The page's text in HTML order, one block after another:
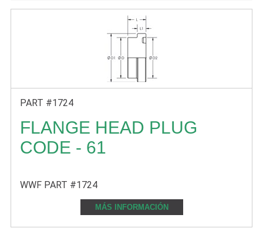
PART #1724
FLANGE HEAD PLUG
CODE - 61
WWF PART #1724
MÁS INFORMACIÓN